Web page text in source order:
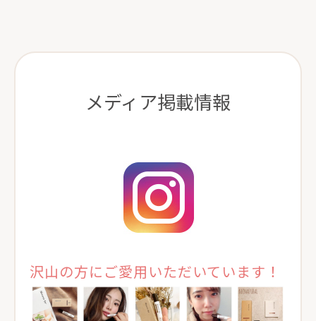
メディア掲載情報
沢山の方にご愛用いただいています！